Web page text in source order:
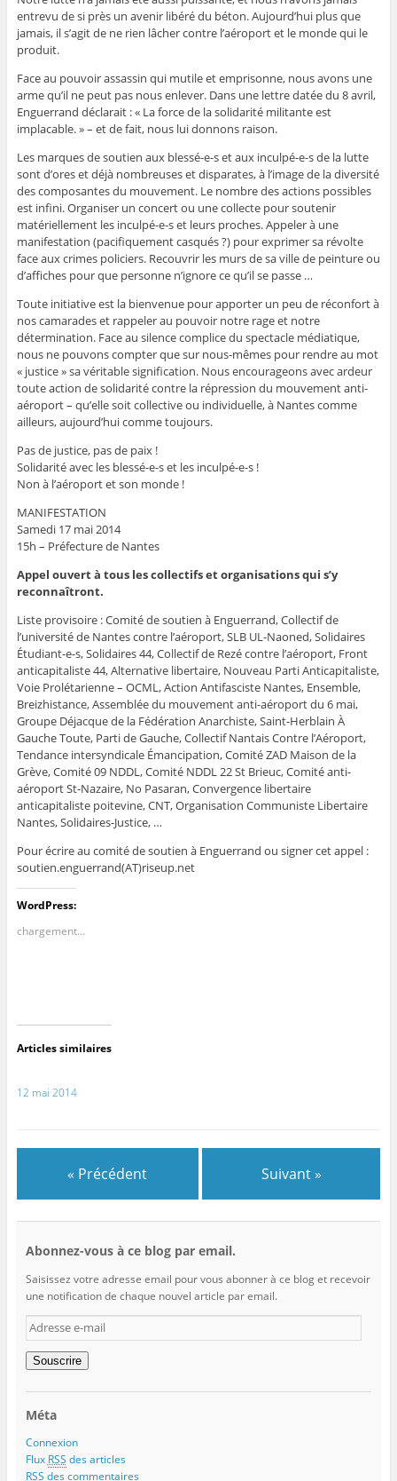
entrevu de si près un avenir libéré du béton. Aujourd’hui plus que
jamais, il s’agit de ne rien lâcher contre l’aéroport et le monde qui le
produit.
Face au pouvoir assassin qui mutile et emprisonne, nous avons une
arme qu’il ne peut pas nous enlever. Dans une lettre datée du 8 avril,
Enguerrand déclarait : « La force de la solidarité militante est
implacable. » – et de fait, nous lui donnons raison.
Les marques de soutien aux blessé-e-s et aux inculpé-e-s de la lutte
sont d’ores et déjà nombreuses et disparates, à l’image de la diversité
des composantes du mouvement. Le nombre des actions possibles
est infini. Organiser un concert ou une collecte pour soutenir
matériellement les inculpé-e-s et leurs proches. Appeler à une
manifestation (pacifiquement casqués ?) pour exprimer sa révolte
face aux crimes policiers. Recouvrir les murs de sa ville de peinture ou
d’affiches pour que personne n’ignore ce qu’il se passe …
Toute initiative est la bienvenue pour apporter un peu de réconfort à
nos camarades et rappeler au pouvoir notre rage et notre
détermination. Face au silence complice du spectacle médiatique,
nous ne pouvons compter que sur nous-mêmes pour rendre au mot
« justice » sa véritable signification. Nous encourageons avec ardeur
toute action de solidarité contre la répression du mouvement anti-
aéroport – qu’elle soit collective ou individuelle, à Nantes comme
ailleurs, aujourd’hui comme toujours.
Pas de justice, pas de paix !
Solidarité avec les blessé-e-s et les inculpé-e-s !
Non à l’aéroport et son monde !
MANIFESTATION
Samedi 17 mai 2014
15h – Préfecture de Nantes
Appel ouvert à tous les collectifs et organisations qui s’y
reconnaîtront.
Liste provisoire : Comité de soutien à Enguerrand, Collectif de
l’université de Nantes contre l’aéroport, SLB UL-Naoned, Solidaires
Étudiant-e-s, Solidaires 44, Collectif de Rezé contre l’aéroport, Front
anticapitaliste 44, Alternative libertaire, Nouveau Parti Anticapitaliste,
Voie Prolétarienne – OCML, Action Antifasciste Nantes, Ensemble,
Breizhistance, Assemblée du mouvement anti-aéroport du 6 mai,
Groupe Déjacque de la Fédération Anarchiste, Saint-Herblain À
Gauche Toute, Parti de Gauche, Collectif Nantais Contre l’Aéroport,
Tendance intersyndicale Émancipation, Comité ZAD Maison de la
Grève, Comité 09 NDDL, Comité NDDL 22 St Brieuc, Comité anti-
aéroport St-Nazaire, No Pasaran, Convergence libertaire
anticapitaliste poitevine, CNT, Organisation Communiste Libertaire
Nantes, Solidaires-Justice, …
Pour écrire au comité de soutien à Enguerrand ou signer cet appel :
soutien.enguerrand(AT)riseup.net
WordPress:
chargement…
Articles similaires
12 mai 2014
« Précédent Suivant »
Abonnez-vous à ce blog par email.
Saisissez votre adresse email pour vous abonner à ce blog et recevoir
une notification de chaque nouvel article par email.
Adresse
e-
mail
Souscrire
Méta
Connexion
Flux RSS des articles
RSS des commentaires